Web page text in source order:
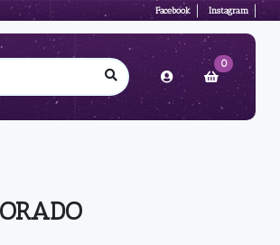
Facebook Instagram
0